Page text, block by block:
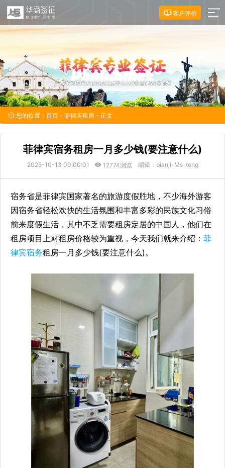
客户评价
您的位置： 首页 - 菲律宾租房 - 正文
菲律宾宿务租房一月多少钱(要注意什么)
2025-10-13 00:00:01 12774浏览 编辑：bianji-Ms-teng
宿务省是菲律宾国家著名的旅游度假胜地，不少海外游客
因宿务省轻松欢快的生活氛围和丰富多彩的民族文化习俗
前来度假生活，其中不乏需要租房定居的中国人，他们在
租房项目上对租房价格较为重视，今天我们就来介绍： 菲
律宾宿务租房一月多少钱(要注意什么)。